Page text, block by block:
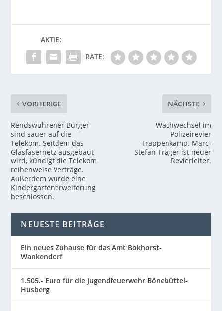
AKTIE:
RATE:
VORHERIGE
Rendswührener Bürger
sind sauer auf die
Telekom. Seitdem das
Glasfasernetz ausgebaut
wird, kündigt die Telekom
reihenweise Verträge.
Außerdem wurde eine
Kindergartenerweiterung
beschlossen.
NÄCHSTE
Wachwechsel im
Polizeirevier
Trappenkamp. Marc-
Stefan Träger ist neuer
Revierleiter.
NEUESTE BEITRÄGE
Ein neues Zuhause für das Amt Bokhorst-
Wankendorf
1.505.- Euro für die Jugendfeuerwehr Bönebüttel-
Husberg